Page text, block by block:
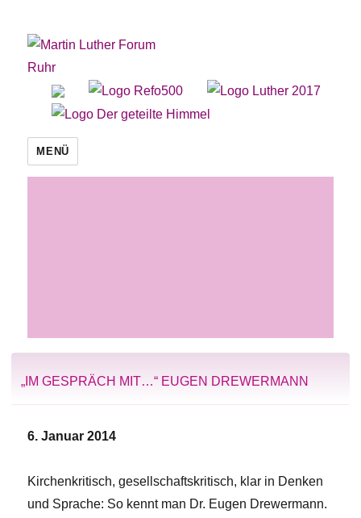
Martin Luther Forum Ruhr
MENÜ
„IM GESPRÄCH MIT…“ EUGEN DREWERMANN
6. Januar 2014
Kirchenkritisch, gesellschaftskritisch, klar in Denken
und Sprache: So kennt man Dr. Eugen Drewermann.